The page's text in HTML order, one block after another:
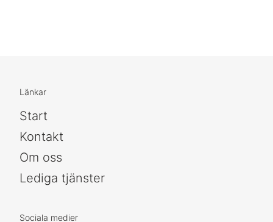
Länkar
Start
Kontakt
Om oss
Lediga tjänster
Sociala medier